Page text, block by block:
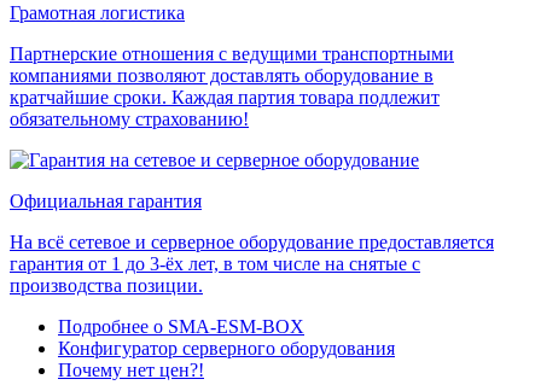
Грамотная логистика
Партнерские отношения с ведущими транспортными
компаниями позволяют доставлять оборудование в
кратчайшие сроки. Каждая партия товара подлежит
обязательному страхованию!
Официальная гарантия
На всё сетевое и серверное оборудование предоставляется
гарантия от 1 до 3-ёх лет, в том числе на снятые с
производства позиции.
Подробнее о SMA-ESM-BOX
Конфигуратор серверного оборудования
Почему нет цен?!